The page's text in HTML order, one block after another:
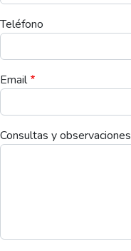
Teléfono
Email
Consultas y observaciones